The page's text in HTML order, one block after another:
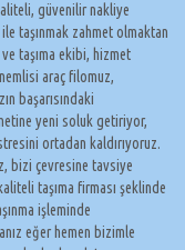
güvenilir nakliye
taşınmak zahmet olmaktan
taşıma ekibi, hizmet
araç filomuz,
başarısındaki
yeni soluk getiriyor,
ortadan kaldırıyoruz.
bizi çevresine tavsiye
taşıma firması şeklinde
işleminde
eğer hemen bizimle